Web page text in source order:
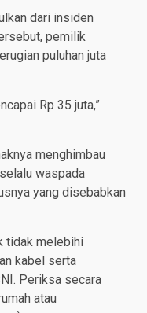
dari insiden
pemilik
puluhan juta
Rp 35 juta,”
menghimbau
waspada
yang disebabkan
tidak melebihi
kabel serta
Periksa secara
atau